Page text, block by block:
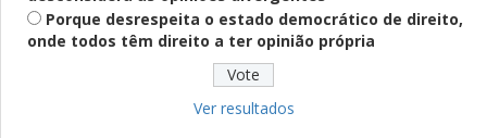
Fies: pré-selecionados têm até terça
para complementar informações
Porque desrespeita o estado democrático de direito,
onde todos têm direito a ter opinião própria
Ver resultados